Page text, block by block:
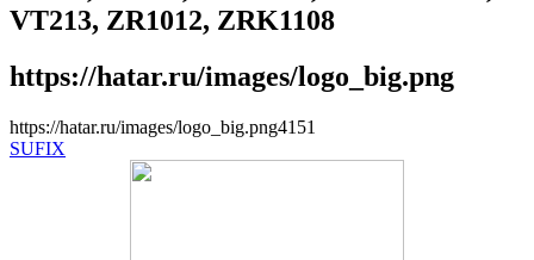
VT213, ZR1012, ZRK1108
https://hatar.ru/images/logo_big.png
https://hatar.ru/images/logo_big.png41 51
SUFIX